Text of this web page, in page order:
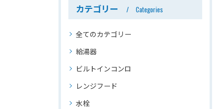
カテゴリー Categories
全てのカテゴリー
給湯器
ビルトインコンロ
レンジフード
水栓